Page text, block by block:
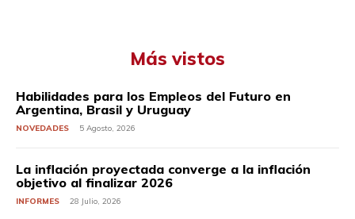
Más vistos
Habilidades para los Empleos del Futuro en
Argentina, Brasil y Uruguay
NOVEDADES 5 Agosto, 2026
La inflación proyectada converge a la inflación
objetivo al finalizar 2026
INFORMES 28 Julio, 2026